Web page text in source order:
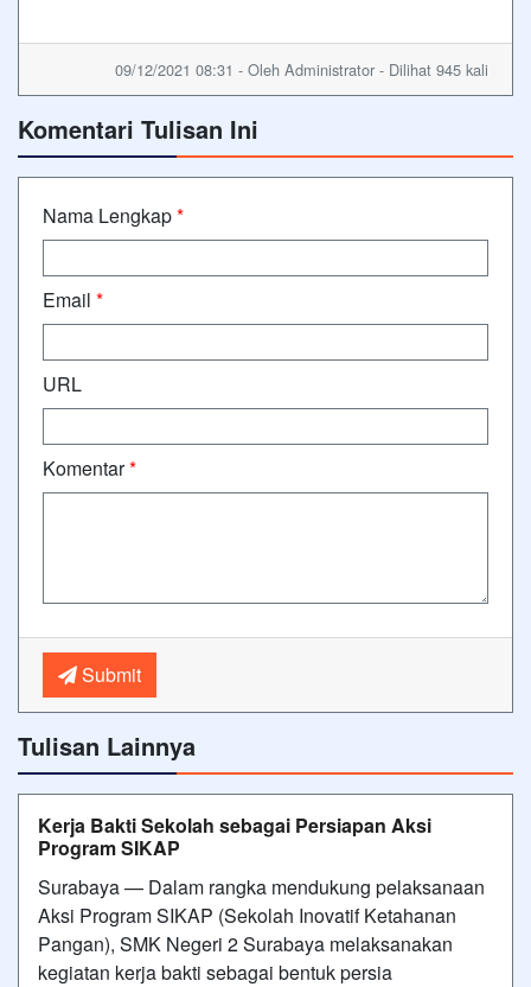
09/12/2021 08:31 - Oleh Administrator - Dilihat 945 kali
Komentari Tulisan Ini
Nama Lengkap*
Email *
URL
Komentar*
Submit
Tulisan Lainnya
Kerja Bakti Sekolah sebagai Persiapan Aksi
Program SIKAP
Surabaya — Dalam rangka mendukung pelaksanaan
Aksi Program SIKAP (Sekolah Inovatif Ketahanan
Pangan), SMK Negeri 2 Surabaya melaksanakan
kegiatan kerja bakti sebagai bentuk persia